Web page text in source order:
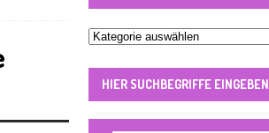
Alle
HIER SUCHBEGRIFFE EINGEBEN